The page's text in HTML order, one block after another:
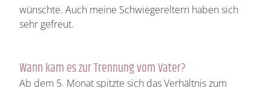
wünschte. Auch meine Schwiegereltern haben sich
sehr gefreut.
Wann kam es zur Trennung vom Vater?
Ab dem 5. Monat spitzte sich das Verhältnis zum